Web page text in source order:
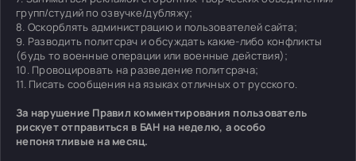
групп/студий по озвучке/дубляжу;
8. Оскорблять администрацию и пользователей сайта;
9. Разводить политсрач и обсуждать какие-либо конфликты
(будь то военные операции или военные действия);
10. Провоцировать на разведение политсрача;
11. Писать сообщения на языках отличных от русского.
За нарушение Правил комментирования пользователь
рискует отправиться в БАН на неделю, а особо
непонятливые на месяц.